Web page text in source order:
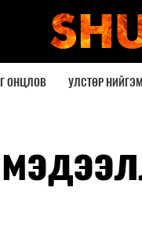
ОНЦЛОВ УЛСТӨР НИЙГЭМ